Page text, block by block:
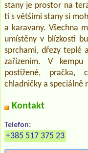
stany je prostor na
ti s většími stany si
a karavany. Všechna
umístěny v blízkosti
sprchami, dřezy teplé
zařízením. V
postižené, pračka,
chladničky a speciálně
Kontakt
Telefon:
+385 517 375 23